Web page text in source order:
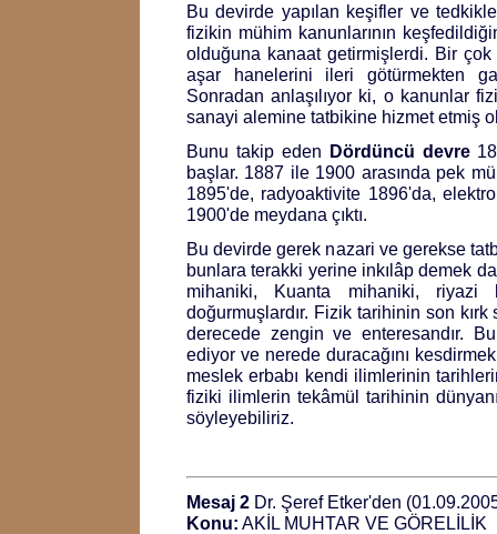
Bu devirde yapılan keşifler ve
fizikin mühim kanunlarının
olduğuna kanaat getirmişlerdi. Bir
aşar hanelerini ileri götürmekten
Sonradan anlaşılıyor ki, o kanunlar
sanayi alemine tatbikine hizmet etmiş
Bunu takip eden Dördüncü devre
başlar. 1887 ile 1900 arasında pek
1895'de, radyoaktivite 1896'da,
1900'de meydana çıktı.
Bu devirde gerek nazari ve gerekse
bunlara terakki yerine inkılâp demek
mihaniki, Kuanta mihaniki, riyazi
doğurmuşlardır. Fizik tarihinin son
derecede zengin ve enteresandır.
ediyor ve nerede duracağını
meslek erbabı kendi ilimlerinin
fiziki ilimlerin tekâmül tarihinin
söyleyebiliriz.
Mesaj 2 Dr. Şeref Etker'den
Konu: AKİL MUHTAR VE GÖRELİLİK